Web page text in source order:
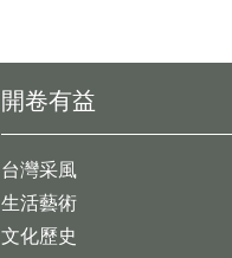
開卷有益
台灣采風
生活藝術
文化歷史